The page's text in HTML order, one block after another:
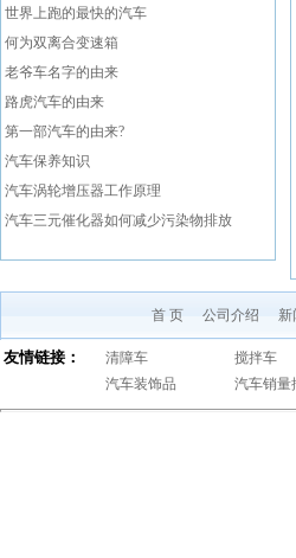
世界上跑的最快的汽车
何为双离合变速箱
老爷车名字的由来
路虎汽车的由来
第一部汽车的由来?
汽车保养知识
汽车涡轮增压器工作原理
汽车三元催化器如何减少污染物排放
首 页 公司介绍 新
友情链接： 清障车 搅拌车
汽车装饰品
汽车销量